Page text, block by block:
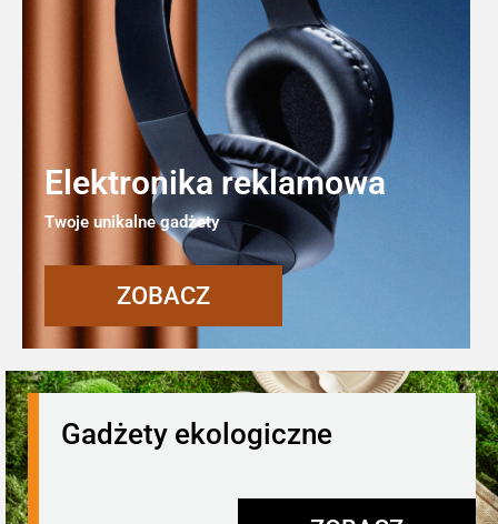
Elektronika reklamowa
Twoje unikalne gadżety
ZOBACZ
Gadżety ekologiczne